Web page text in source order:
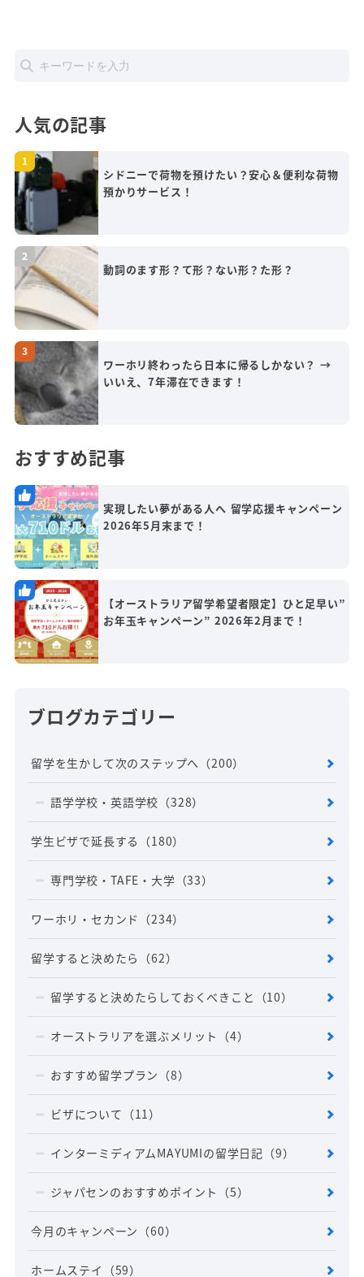
人気の記事
シドニーで荷物を預けたい？安心＆便利な荷物
預かりサービス！
動詞のます形？て形？ない形？た形？
ワーホリ終わったら日本に帰るしかない？ →
いいえ、7年滞在できます！
おすすめ記事
実現したい夢がある人へ 留学応援キャンペーン
2026年5月末まで！
【オーストラリア留学希望者限定】ひと足早い”
お年玉キャンペーン” 2026年2月まで！
ブログカテゴリー
留学を生かして次のステップへ （200）
語学学校・英語学校 （328）
学生ビザで延長する （180）
専門学校・TAFE・大学 （33）
ワーホリ・セカンド （234）
留学すると決めたら （62）
留学すると決めたらしておくべきこと （10）
オーストラリアを選ぶメリット （4）
おすすめ留学プラン （8）
ビザについて （11）
インターミディアムMAYUMIの留学日記 （9）
ジャパセンのおすすめポイント （5）
今月のキャンペーン （60）
ホームステイ （59）